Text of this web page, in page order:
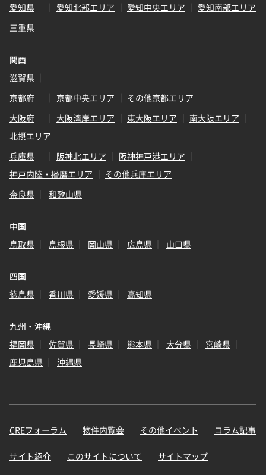
愛知県
愛知北部エリア 愛知中央エリア
愛知南部エリア
三重県
関西
滋賀県
京都府
京都中央エリア
その他京都エリア
大阪府
大阪湾岸エリア 東大阪エリア
南大阪エリア
北摂エリア
兵庫県
阪神北エリア
阪神神戸港エリア
神戸内陸・播磨エリア
その他兵庫エリア
奈良県
和歌山県
中国
鳥取県
島根県 岡山県 広島県 山口県
四国
徳島県
香川県 愛媛県 高知県
九州・沖縄
福岡県
佐賀県 長崎県 熊本県 大分県
宮崎県
鹿児島県
沖縄県
CREフォーラム 物件内覧会 その他イベント コラム記事
サイト紹介 このサイトについて サイトマップ